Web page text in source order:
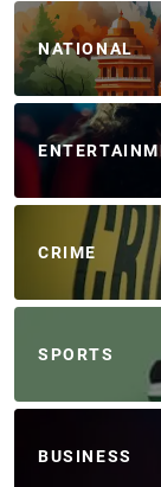
NATIONAL
CRIME
SPORTS
BUSINESS